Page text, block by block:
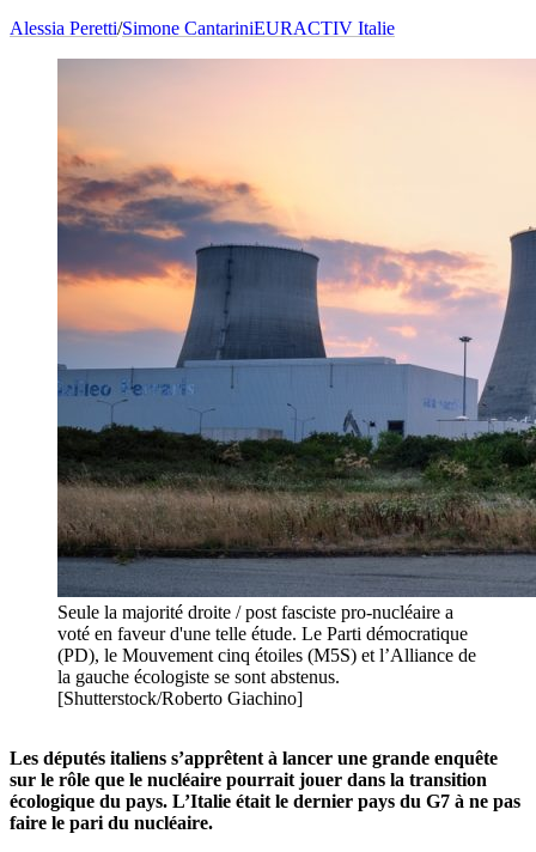
Alessia Peretti/Simone CantariniEURACTIV Italie
Seule la majorité droite / post fasciste pro-nucléaire a
voté en faveur d'une telle étude. Le Parti démocratique
(PD), le Mouvement cinq étoiles (M5S) et l’Alliance de
la gauche écologiste se sont abstenus.
[Shutterstock/Roberto Giachino]
Les députés italiens s’apprêtent à lancer une grande enquête
sur le rôle que le nucléaire pourrait jouer dans la transition
écologique du pays. L’Italie était le dernier pays du G7 à ne pas
faire le pari du nucléaire.